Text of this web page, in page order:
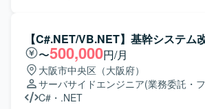
モジュールをまたいだSAP導入・設計経
きます。上流工程から開発工程まで一連
とで、業務知識と技術スキルの双方を高
す。 【開発環境】 SAPを中心とした生産・販売管理システ
ムの構築環境となります。SD,MM,FI,CO
ルを対象とした設計および開発を行います
魅力】 販売管理パッケージの開発に上流
でき、継続的な参画の可能性もございます。 【開発
C#(WEB)、SQLServerを利用した環境で
す。
【C#.NET/VB.NET】基幹システム
〜500,000円/月
大阪市中央区（大阪府）
サーバサイドエンジニア(業務委託・
C# ・ .NET